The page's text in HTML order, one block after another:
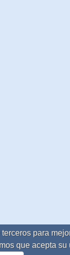
para
que acepta su